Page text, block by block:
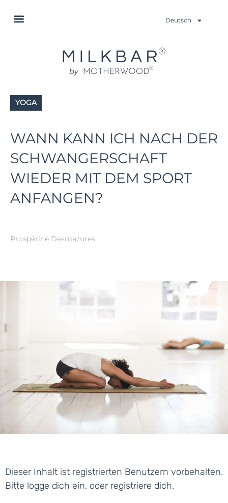
Deutsch
YOGA
WANN KANN ICH NACH DER
SCHWANGERSCHAFT
WIEDER MIT DEM SPORT
ANFANGEN?
Prospérine Desmazures
Dieser Inhalt ist registrierten Benutzern vorbehalten.
Bitte logge dich ein, oder registriere dich.